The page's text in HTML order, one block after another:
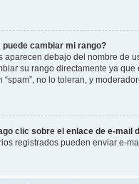
puede cambiar mi rango?
aparecen debajo del nombre de
su rango directamente ya
“spam”, no lo toleran, y
clic sobre el enlace de e-mail
registrados pueden enviar e-